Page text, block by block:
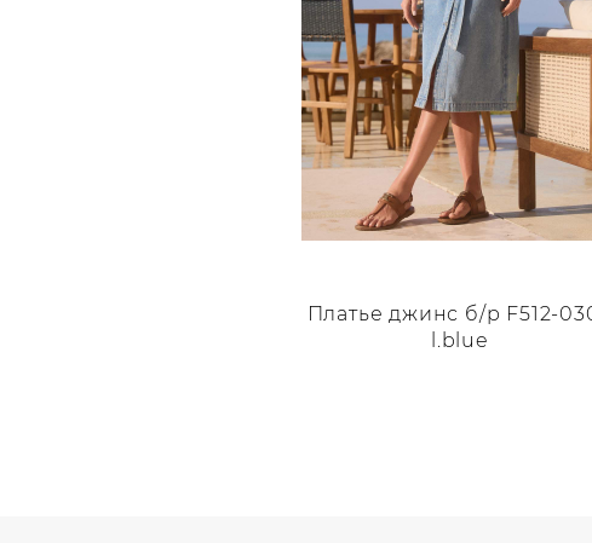
Платье джинс б/р F512-
l.blue